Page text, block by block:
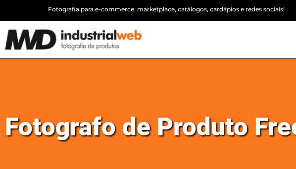
Fotografia para e-commerce, marketplace, catálogos, cardápios e redes sociais!
Fotografo de Produto